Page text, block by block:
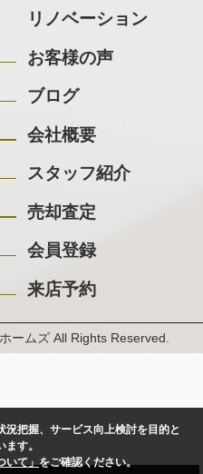
リノベーション
お客様の声
ブログ
会社概要
スタッフ紹介
売却査定
会員登録
来店予約
ームズ All Rights Reserved.
把握、サービス向上検討を目的と
す。
いて」をご確認ください。